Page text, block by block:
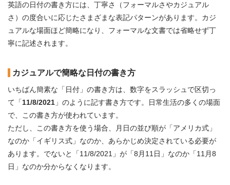
英語の日付の書き方には、丁寧さ（フォーマルさやカジュアル
さ）の度合いに応じたさまざまな表記パターンがあります。カジ
ュアルな場面ほど簡略になり、フォーマルな文書では省略せず丁
寧に記述されます。
カジュアルで簡略な日付の書き方
いちばん簡素な「日付」の書き方は、数字をスラッシュで区切っ
て「11/8/2021 」のように記す書き方です。日常生活の多くの場面
で、この書き方が使われています。
ただし、この書き方を使う場合、月日の並び順が「アメリカ式」
なのか「イギリス式」なのか、あらかじめ決定されている必要が
あります。でないと「11/8/2021」が「8月11日」なのか「11月8
日」なのか分からなくなります。